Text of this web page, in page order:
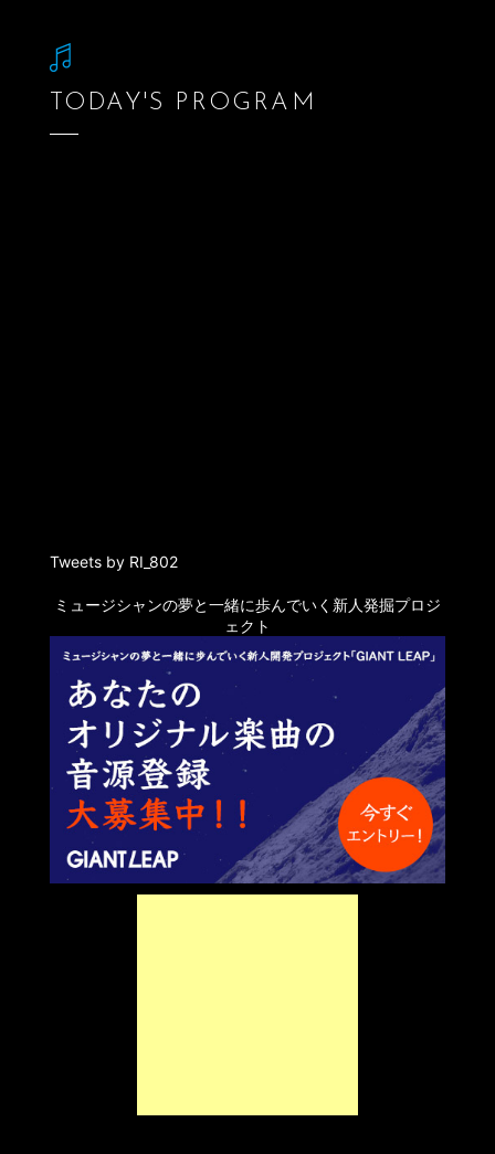
TODAY'S PROGRAM
Tweets by RI_802
ミュージシャンの夢と一緒に歩んでいく新人発掘プロジ
ェクト